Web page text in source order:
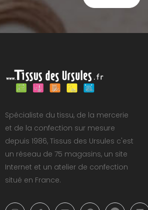
Spécialiste du tissu, de la mercerie
et de la confection sur mesure
depuis 1986, Tissus des Ursules c'est
un réseau de 75 magasins, un site
Internet et un atelier de confection
situé en France.